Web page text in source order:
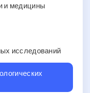
и медицины
исследований